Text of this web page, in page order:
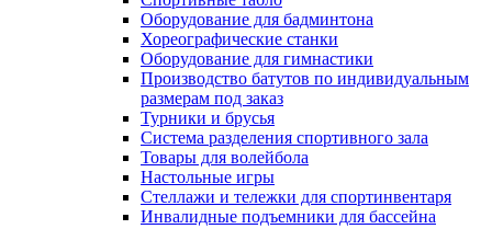
Оборудование для бадминтона
Хореографические станки
Оборудование для гимнастики
Производство батутов по индивидуальным
размерам под заказ
Турники и брусья
Система разделения спортивного зала
Товары для волейбола
Настольные игры
Стеллажи и тележки для спортинвентаря
Инвалидные подъемники для бассейна